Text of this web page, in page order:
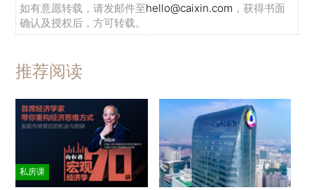
如有意愿转载，请发邮件至hello@caixin.com ，获得书面
确认及授权后，方可转载。
推荐阅读
私房课